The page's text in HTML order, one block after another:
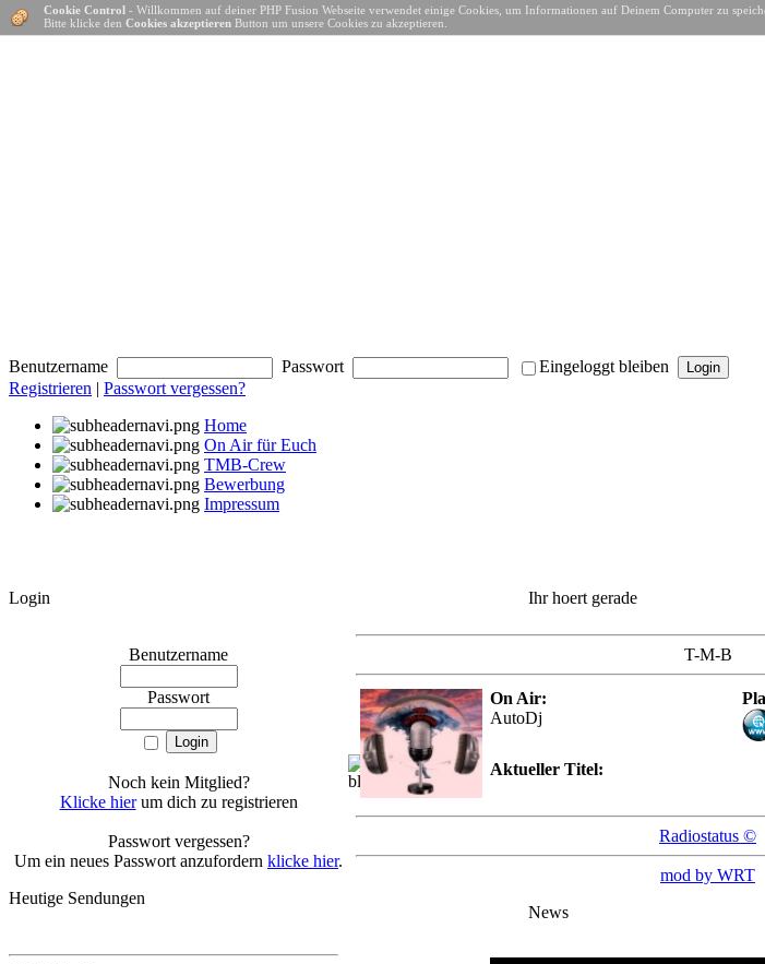
Benutzername Passwort
Eingeloggt bleiben
Registrieren | Passwort vergessen?
Home
On Air für Euch
TMB-Crew
Bewerbung
Impressum
Login
Benutzername
Passwort
Noch kein Mitglied?
Klicke hierum dich zu registrieren
Passwort vergessen?
Um ein neues Passwort anzufordern klicke hier.
Heutige Sendungen
Ihr hoert gerade
T-M-B
On Air:
AutoDj
Aktueller Titel:
Radiostatus ©
mod by WRT
News
Cookie Control - Willkommen auf deiner PHP Fusion Webseite verwendet einige Cookies, um Informationen auf Deinem Computer zu
Bitte klicke den Cookies akzeptieren Button um unsere Cookies zu akzeptieren.